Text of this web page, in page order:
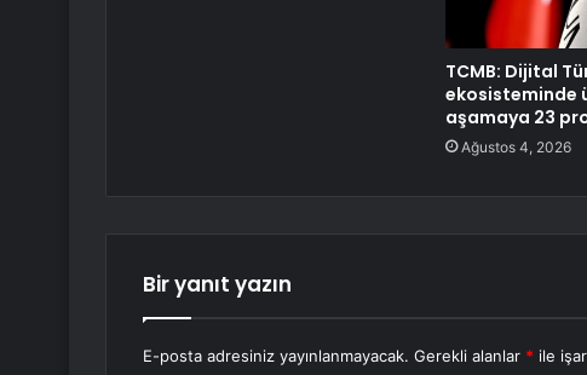
TCMB: Dijital
ekosisteminde
aşamaya 23
Ağustos 4, 2026
Bir yanıt yazın
E-posta adresiniz yayınlanmayacak. Gerekli alanlar * ile